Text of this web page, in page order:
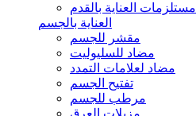
مستلزمات العناية بالقدم
العناية بالجسم
مقشر للجسم
مضاد للسليوليت
مضاد لعلامات التمدد
تفتيح الجسم
مرطب للجسم
مزيلات العرق